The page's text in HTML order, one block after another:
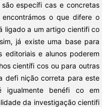
específi cas e concretas
o que difere o
ligado a um artigo cientifi co
já existe uma base para
editoriais e alunos poderem
científi cos ou para outras
defi nição correta para este
igualmente benéfi co em
da investigação cientifi